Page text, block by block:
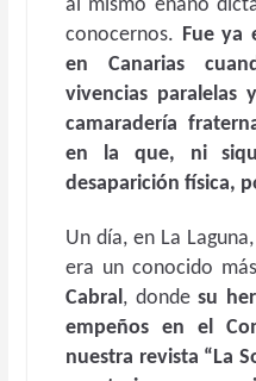
al mismo enano
conocernos. Fue ya
en Canarias
vivencias paralelas
camaradería
en la que, ni
desaparición física,
Un día, en La
era un conocido
Cabral, dondesu
empeños en el
nuestra revista “La